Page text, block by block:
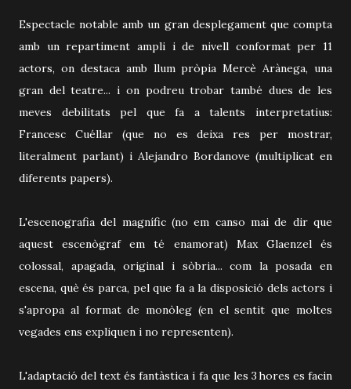
Espectacle notable amb un gran desplegament que compta
amb un repartiment ampli i de nivell conformat per 11
actors, on destaca amb llum pròpia Mercè Arànega, una
gran del teatre... i on podreu trobar també dues de les
meves debilitats pel que fa a talents interpretatius:
Francesc Cuéllar (que no es deixa res per mostrar,
literalment parlant) i Alejandro Bordanove (multiplicat en
diferents papers).
L'escenografia del magnífic (no em canso mai de dir que
aquest escenògraf em té enamorat) Max Glaenzel és
colossal, apagada, original i sòbria... com la posada en
escena, què és parca, pel que fa a la disposició dels actors i
s'apropa al format de monòleg (en el sentit que moltes
vegades ens expliquen i no representen).
L'adaptació del text és fantàstica i fa que les 3 hores es facin